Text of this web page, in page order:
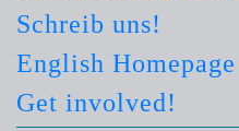
Schreib uns!
English Homepage
Get involved!